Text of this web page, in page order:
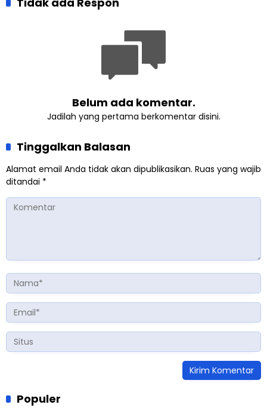
Belum ada komentar.
Jadilah yang pertama berkomentar disini.
Tinggalkan Balasan
Alamat email Anda tidak akan dipublikasikan. Ruas yang wajib
ditandai *
Populer